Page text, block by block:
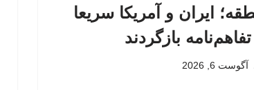
ایران و آمریکا سریعا
بازگردند
آگوست 6, 2026